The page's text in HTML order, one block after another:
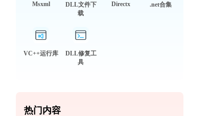
Msxml
DLL文件下
载
Directx .net合集
VC++运行库
DLL修复工
具
热门内容